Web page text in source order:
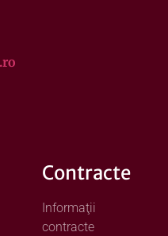
Contracte
Informaţii
contracte